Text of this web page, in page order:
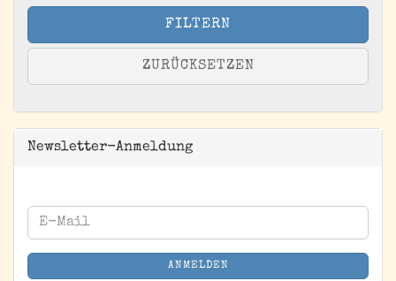
FILTERN
ZURÜCKSETZEN
Newsletter-Anmeldung
WEITER
ZUR
NEWSLETTER-
ANMELDUNG
E-
Mail
ANMELDEN